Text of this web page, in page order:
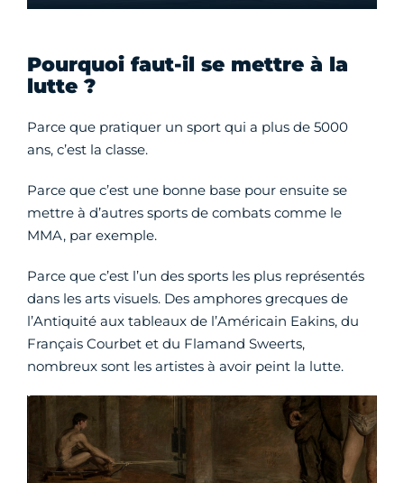
Pourquoi faut-il se mettre à la
lutte ?
Parce que pratiquer un sport qui a plus de 5000
ans, c’est la classe.
Parce que c’est une bonne base pour ensuite se
mettre à d’autres sports de combats comme le
MMA, par exemple.
Parce que c’est l’un des sports les plus représentés
dans les arts visuels. Des amphores grecques de
l’Antiquité aux tableaux de l’Américain Eakins, du
Français Courbet et du Flamand Sweerts,
nombreux sont les artistes à avoir peint la lutte.